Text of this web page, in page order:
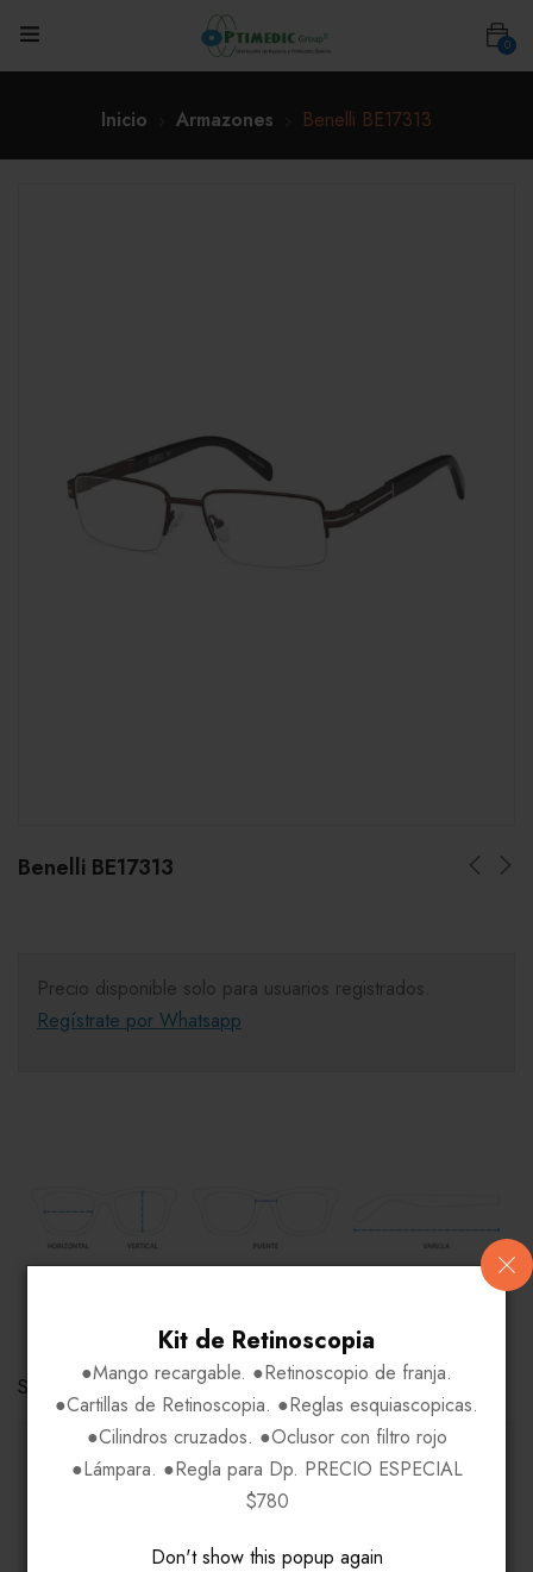
Kit de Retinoscopia
●Mango recargable. ●Retinoscopio de franja.
●Cartillas de Retinoscopia. ●Reglas esquiascopicas.
●Cilindros cruzados. ●Oclusor con filtro rojo
●Lámpara. ●Regla para Dp. PRECIO ESPECIAL
$780
Don't show this popup again
0
Inicio Armazones Benelli BE17313
Benelli BE17313
Precio disponible solo para usuarios registrados.
Regístrate por Whatsapp
Share Link:
INFORMACIÓN ADICIONAL
H54-V32-P18-VA140